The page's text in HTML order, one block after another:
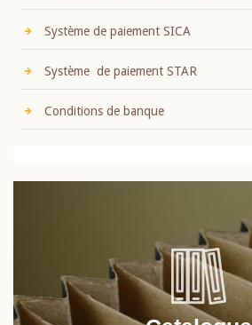
Système de paiement SICA
Système de paiement STAR
Conditions de banque